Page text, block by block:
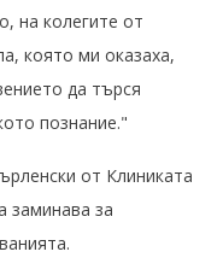
на колегите от
която ми оказаха,
да търся
познание."
от Клиниката
заминава за